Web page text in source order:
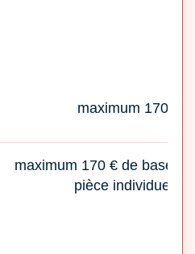
maximum 170 €
maximum 170 € de base +
pièce individuelle